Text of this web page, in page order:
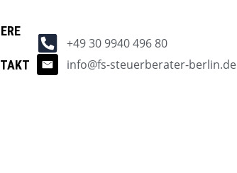
+49 30 9940 496 80
info@fs-steuerberater-berlin.de